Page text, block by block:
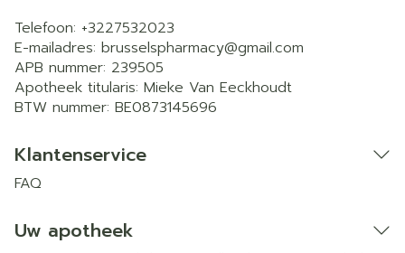
Telefoon: +3227532023
E-mailadres: brusselspharmacy@gmail.com
APB nummer: 239505
Apotheek titularis: Mieke Van Eeckhoudt
BTW nummer: BE0873145696
Klantenservice
FAQ
Uw apotheek